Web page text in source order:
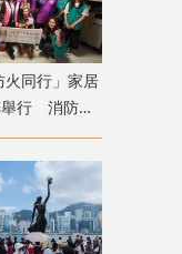
火同行」家居
行 消防處
「防火三